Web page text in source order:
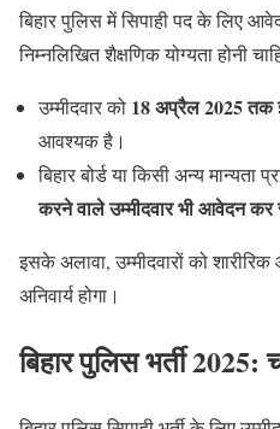
बिहार पुलिस में सिपाही पद के लिए
निम्नलिखित शैक्षणिक योग्यता होनी
उम्मीदवार को 18 अप्रैल 2025 तक
आवश्यक है।
बिहार बोर्ड या किसी अन्य मान्यता
करने वाले उम्मीदवार भी आवेदन
इसके अलावा, उम्मीदवारों को शारीरिक
अनिवार्य होगा।
बिहार पुलिस भर्ती 2025: